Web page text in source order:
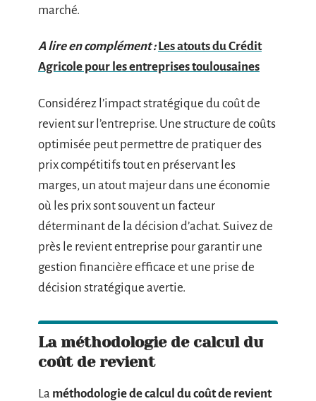
marché.
A lire en complément : Les atouts du Crédit
Agricole pour les entreprises toulousaines
Considérez l’impact stratégique du coût de
revient sur l’entreprise. Une structure de coûts
optimisée peut permettre de pratiquer des
prix compétitifs tout en préservant les
marges, un atout majeur dans une économie
où les prix sont souvent un facteur
déterminant de la décision d’achat. Suivez de
près le revient entreprise pour garantir une
gestion financière efficace et une prise de
décision stratégique avertie.
La méthodologie de calcul du
coût de revient
La méthodologie de calcul du coût de revient